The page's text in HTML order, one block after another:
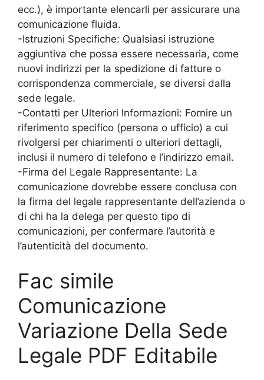
ecc.), è importante elencarli per assicurare una
comunicazione fluida.
-Istruzioni Specifiche: Qualsiasi istruzione
aggiuntiva che possa essere necessaria, come
nuovi indirizzi per la spedizione di fatture o
corrispondenza commerciale, se diversi dalla
sede legale.
-Contatti per Ulteriori Informazioni: Fornire un
riferimento specifico (persona o ufficio) a cui
rivolgersi per chiarimenti o ulteriori dettagli,
inclusi il numero di telefono e l’indirizzo email.
-Firma del Legale Rappresentante: La
comunicazione dovrebbe essere conclusa con
la firma del legale rappresentante dell’azienda o
di chi ha la delega per questo tipo di
comunicazioni, per confermare l’autorità e
l’autenticità del documento.
Fac simile
Comunicazione
Variazione Della Sede
Legale PDF Editabile